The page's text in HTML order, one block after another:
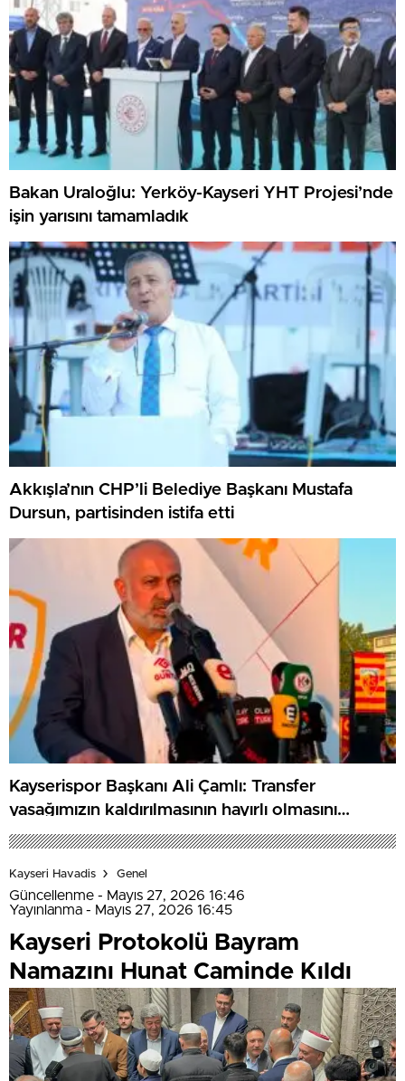
Bakan Uraloğlu: Yerköy-Kayseri YHT Projesi’nde
işin yarısını tamamladık
Akkışla’nın CHP’li Belediye Başkanı Mustafa
Dursun, partisinden istifa etti
Kayserispor Başkanı Ali Çamlı: Transfer
yasağımızın kaldırılmasının hayırlı olmasını
diliyorum
Kayseri Havadis Genel
Güncellenme - Mayıs 27, 2026 16:46
Yayınlanma - Mayıs 27, 2026 16:45
Kayseri Protokolü Bayram
Namazını Hunat Caminde Kıldı